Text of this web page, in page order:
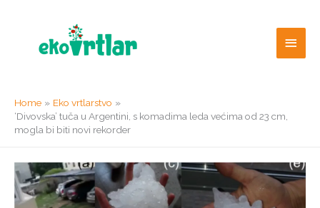
Main
Home
Eko vrtlarstvo
‘Divovska’ tuča u Argentini, s komadima leda većima od 23 cm,
mogla bi biti novi rekorder